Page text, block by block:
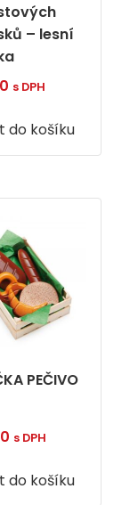
– lesní
s DPH
do košíku
PEČIVO
s DPH
do košíku